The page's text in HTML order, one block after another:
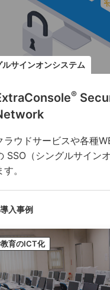
ルサインオンシステム
®
ラウドサービスや各種
SSO（シングルサイン
す。
導入事例
育のICT化